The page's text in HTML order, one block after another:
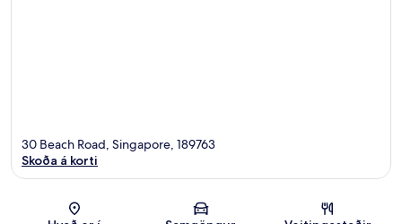
Kort
30 Beach Road, Singapore, 189763
Skoða á korti